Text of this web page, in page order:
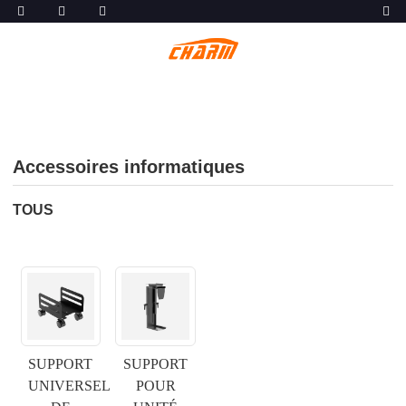
Accessoires informatiques
TOUS
SUPPORT
UNIVERSEL
SUPPORT
POUR